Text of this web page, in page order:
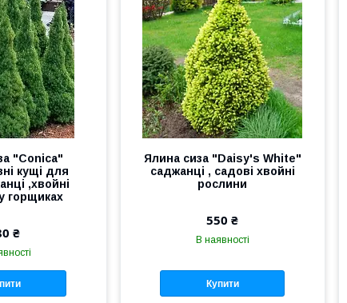
"Conica"
кущі для
,хвойні
горщиках
₴
Ялина сиза "Daisy's White"
саджанці , садові хвойні
рослини
550 ₴
В наявності
Купити